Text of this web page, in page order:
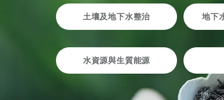
​土壤及地下水整治 地下
水資源與生質能源